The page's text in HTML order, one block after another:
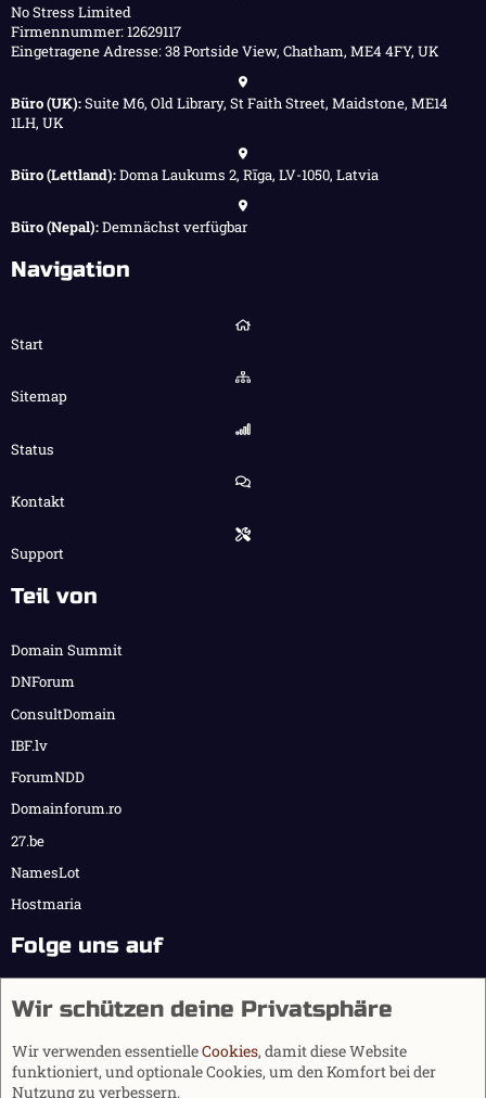
No Stress Limited
Firmennummer: 12629117
Eingetragene Adresse: 38 Portside View, Chatham, ME4 4FY, UK
Büro (UK):Suite M6, Old Library, St Faith Street, Maidstone, ME14
1LH, UK
Büro (Lettland):Doma Laukums 2, Rīga, LV-1050, Latvia
Büro (Nepal):Demnächst verfügbar
Navigation
Start
Sitemap
Status
Kontakt
Support
Teil von
Domain Summit
DNForum
ConsultDomain
IBF.lv
ForumNDD
Domainforum.ro
27.be
NamesLot
Hostmaria
Folge uns auf
Wir schützen deine Privatsphäre
Wir verwenden essentielleCookies, damit diese Website
funktioniert, und optionale Cookies, um den Komfort bei der
Nutzung zu verbessern.